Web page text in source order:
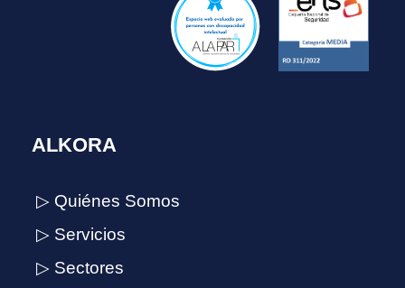
ALKORA
▷ Quiénes Somos
▷ Servicios
▷ Sectores